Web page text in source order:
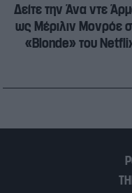
Δείτε την Άνα ντε
ως Μέριλιν Μονρόε
«Blonde» του